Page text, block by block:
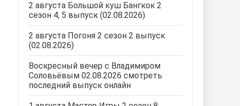
2 августа Большой куш Бангкок 2
сезон 4, 5 выпуск (02.08.2026)
2 августа Погоня 2 сезон 2 выпуск
(02.08.2026)
Воскресный вечер с Владимиром
Соловьёвым 02.08.2026 смотреть
последний выпуск онлайн